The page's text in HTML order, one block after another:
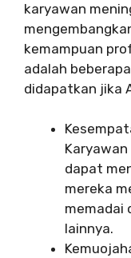
karyawan
kemampuan
adalah
didapatkan jika
dapat
mereka
memadai
lainnya.